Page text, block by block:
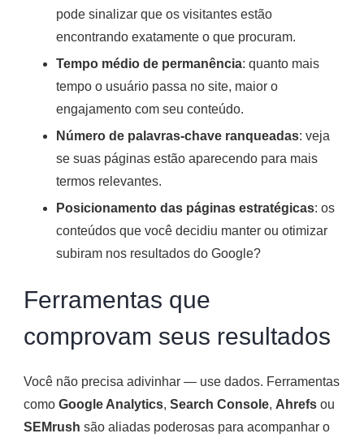
pode sinalizar que os visitantes estão
encontrando exatamente o que procuram.
Tempo médio de permanência: quanto mais
tempo o usuário passa no site, maior o
engajamento com seu conteúdo.
Número de palavras-chave ranqueadas: veja
se suas páginas estão aparecendo para mais
termos relevantes.
Posicionamento das páginas estratégicas: os
conteúdos que você decidiu manter ou otimizar
subiram nos resultados do Google?
Ferramentas que
comprovam seus resultados
Você não precisa adivinhar — use dados. Ferramentas
como Google Analytics, Search Console, Ahrefs ou
SEMrush são aliadas poderosas para acompanhar o